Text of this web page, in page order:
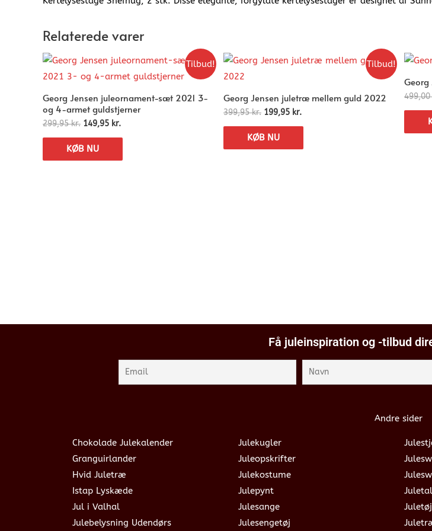
Relaterede varer
Tilbud!
Georg Jensen juleornament-sæt 2021 3-
og 4-armet guldstjerner
299,95kr. 149,95 kr.
KØB NU
Tilbud!
Georg Jensen juletræ mellem guld 2022
399,95kr. 199,95 kr.
KØB NU
499,00
Få juleinspiration og -tilbud
Andre sider
Chokolade Julekalender
Granguirlander
Hvid Juletræ
Istap Lyskæde
Jul i Valhal
Julebelysning Udendørs
Julekugler
Juleopskrifter
Julekostume
Julepynt
Julesange
Julesengetøj
Juletøj